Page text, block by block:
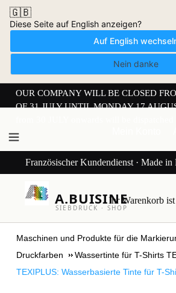
🇬🇧
Diese Seite auf English anzeigen?
Auf English
Nein danke
OUR COMPANY WILL BE CLOSED
OF 31 JULY UNTIL MONDAY 17
Französischer Kundendienst · Made in
A.BUISINE
SIEBDRUCK · SHOP
Ihr Warenkorb ist
Maschinen und Produkte für die
Druckfarben
Wassertinte für T-Shirts
TEXIPLUS: Wasserbasierte Tinte für T-